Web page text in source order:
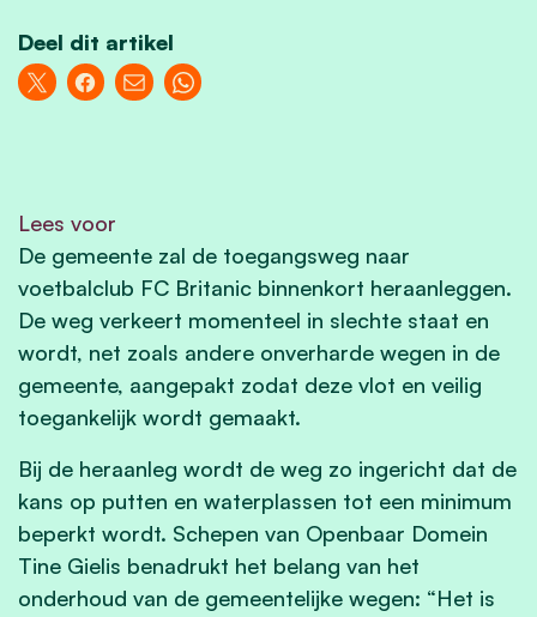
Deel dit artikel
Lees voor
De gemeente zal de toegangsweg naar
voetbalclub FC Britanic binnenkort heraanleggen.
De weg verkeert momenteel in slechte staat en
wordt, net zoals andere onverharde wegen in de
gemeente, aangepakt zodat deze vlot en veilig
toegankelijk wordt gemaakt.
Bij de heraanleg wordt de weg zo ingericht dat de
kans op putten en waterplassen tot een minimum
beperkt wordt. Schepen van Openbaar Domein
Tine Gielis benadrukt het belang van het
onderhoud van de gemeentelijke wegen: “Het is